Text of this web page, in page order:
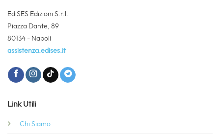
EdiSES Edizioni S.r.l.
Piazza Dante, 89
80134 - Napoli
assistenza.edises.it
Link Utili
Chi Siamo